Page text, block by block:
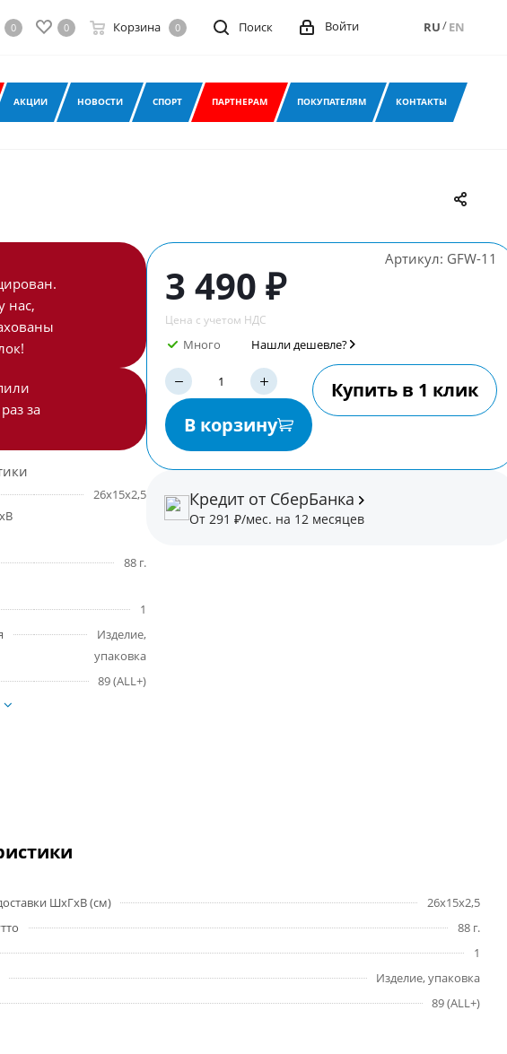
0 0 Корзина 0 Поиск Войти RU/EN
АКЦИИ НОВОСТИ СПОРТ ПАРТНЕРАМ ПОКУПАТЕЛЯМ КОНТАКТЫ
нас,
за
26х15х2,5
88 г.
1
Изделие,
упаковка
89 (ALL+)
Артикул: GFW-11
3 490 ₽
Цена с учетом НДС
Много Нашли дешевле?
В корзину
Купить в 1 клик
Кредит от СберБанка
От 291 ₽/мес. на 12 месяцев
ШхГхВ (см)
26х15х2,5
88 г.
1
Изделие, упаковка
89 (ALL+)